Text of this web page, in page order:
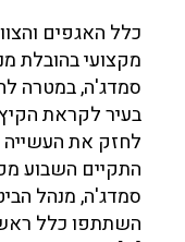
כלל האגפים
מקצועי בהובלת
סמדג'ה, במטרה
בעיר לקראת
לחזק את העשייה
התקיים השבוע
סמדג'ה, מנהל
השתתפו כלל